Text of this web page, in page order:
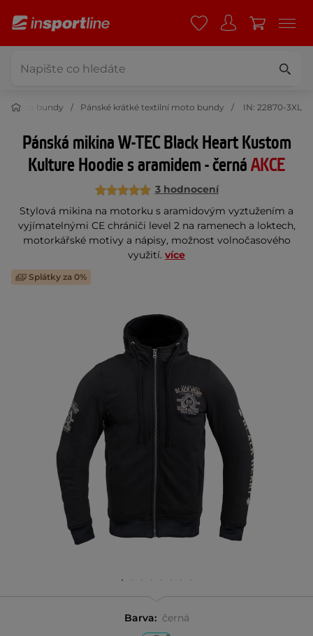
moto bundy Pánské krátké textilní moto bundy IN: 22870-3XL
Pánská mikina W-TEC Black Heart Kustom
Kulture Hoodie s aramidem - černáAKCE
3 hodnocení
Stylová mikina na motorku s aramidovým vyztužením a
vyjímatelnými CE chrániči level 2 na ramenech a loktech,
motorkářské motivy a nápisy, možnost volnočasového
využití. více
Splátky za 0%
Barva: černá